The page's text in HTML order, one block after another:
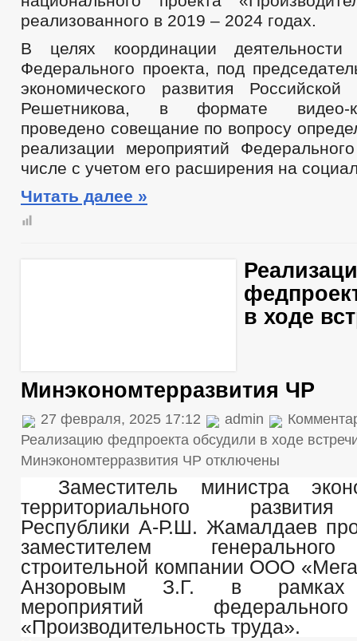
реализованного в 2019 – 2024 годах.
В целях координации
Федерального проекта, под
экономического развития
Решетникова, в формате видео-
проведено совещание по вопросу
реализации мероприятий
числе с учетом его расширения на
Читать далее »
в ходе
Минэкономтерразвития ЧР
27 февраля, 2025 17:12 admin
Реализацию федпроекта обсудили в ходе
Минэкономтерразвития ЧР отключены
Заместитель министра
территориального
Республики А-Р.Ш. Жамалдаев
заместителем
строительной компании ООО
Анзоровым З.Г. в рамках
мероприятий
«Производительность труда».